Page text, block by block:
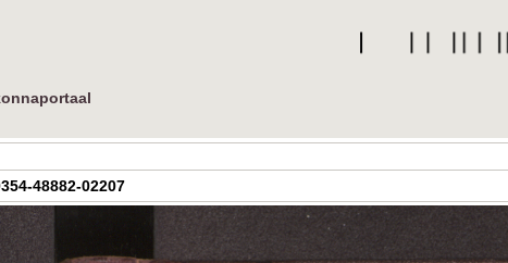
48882-02207